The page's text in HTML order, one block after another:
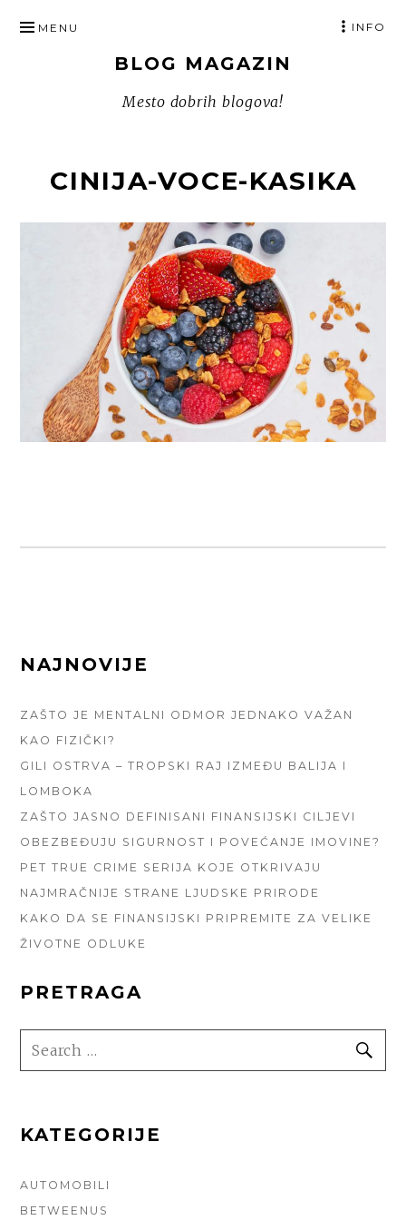
TO
BLOG MAGAZIN
Mesto dobrih blogova!
MENU INFO
CINIJA-VOCE-KASIKA
FOOTER
NAJNOVIJE
ZAŠTO JE MENTALNI ODMOR JEDNAKO VAŽAN
KAO FIZIČKI?
GILI OSTRVA – TROPSKI RAJ IZMEĐU BALIJA I
LOMBOKA
ZAŠTO JASNO DEFINISANI FINANSIJSKI CILJEVI
OBEZBEĐUJU SIGURNOST I POVEĆANJE IMOVINE?
PET TRUE CRIME SERIJA KOJE OTKRIVAJU
NAJMRAČNIJE STRANE LJUDSKE PRIRODE
KAKO DA SE FINANSIJSKI PRIPREMITE ZA VELIKE
ŽIVOTNE ODLUKE
PRETRAGA
SEARCH
FOR:
KATEGORIJE
AUTOMOBILI
BETWEENUS